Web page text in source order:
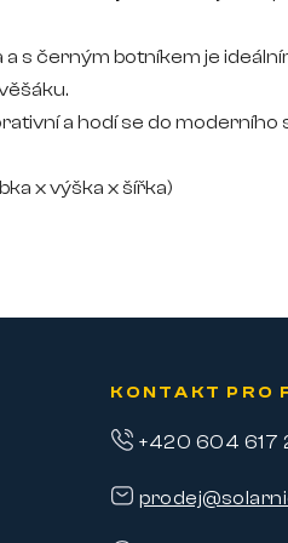
a s černým botníkem je
a hodí se do moderního
x výška x šířka)
KONTAKT PRO
+420 604 617